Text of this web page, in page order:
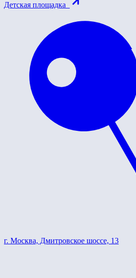
Детская площадка
г. Москва, Дмитровское шоссе, 13